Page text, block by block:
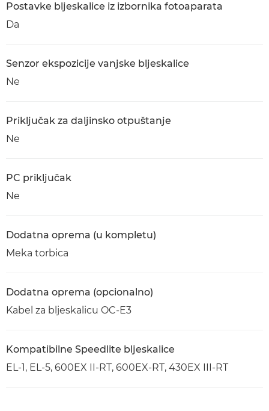
Postavke bljeskalice iz izbornika fotoaparata
Da
Senzor ekspozicije vanjske bljeskalice
Ne
Priključak za daljinsko otpuštanje
Ne
PC priključak
Ne
Dodatna oprema (u kompletu)
Meka torbica
Dodatna oprema (opcionalno)
Kabel za bljeskalicu OC-E3
Kompatibilne Speedlite bljeskalice
EL-1, EL-5, 600EX II-RT, 600EX-RT, 430EX III-RT